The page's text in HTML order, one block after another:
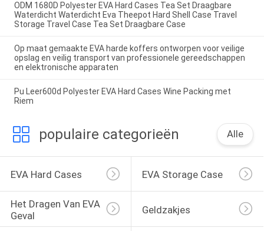
ODM 1680D Polyester EVA Hard Cases Tea Set Draagbare
Waterdicht Waterdicht Eva Theepot Hard Shell Case Travel
Storage Travel Case Tea Set Draagbare Case
Op maat gemaakte EVA harde koffers ontworpen voor veilige
opslag en veilig transport van professionele gereedschappen
en elektronische apparaten
Pu Leer600d Polyester EVA Hard Cases Wine Packing met
Riem
populaire categorieën Alle
EVA Hard Cases EVA Storage Case
Het Dragen Van EVA
Geval
Geldzakjes